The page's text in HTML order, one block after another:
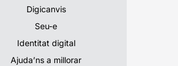
Digicanvis
Seu-e
Identitat digital
Ajuda’ns a millorar